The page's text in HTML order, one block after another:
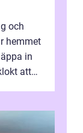
och
hemmet
in
att